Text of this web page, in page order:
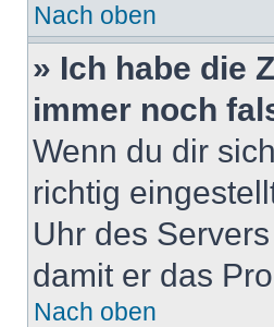
Nach oben
» Ich habe die
immer noch
Wenn du dir
richtig
Uhr des
damit er das
Nach oben